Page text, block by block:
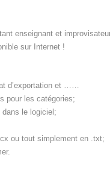
enseignant et
sur Internet !
d’exportation et ……
pour les catégories;
dans le logiciel;
ou tout simplement en .txt;